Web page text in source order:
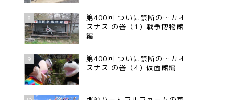
8
第400回 ついに禁断の…カオ
スナス の巻（1）戦争博物館
編
9
第400回 ついに禁断の…カオ
スナス の巻（4）仮面館編